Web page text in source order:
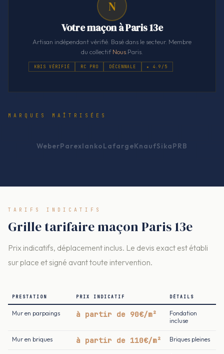
N
Votre maçon à Paris 13e
Artisan indépendant vérifié. Basé dans le secteur. Membre
du collectifNous .Paris.
KBIS VÉRIFIÉ RC PRO DÉCENNALE ★ 4.9/5
MARQUES MAÎTRISÉES
WeberParexlankoLafargeKnaufSikaPRB
TARIFS INDICATIFS
Grille tarifaire maçon Paris 13e
Prix indicatifs, déplacement inclus. Le devis exact est établi
sur place et signé avant toute intervention.
PRESTATION PRIX INDICATIF DÉTAILS
Mur en parpaings à partir de 90€/m²
Fondation
incluse
Mur en briques à partir de 110€/m² Briques pleines